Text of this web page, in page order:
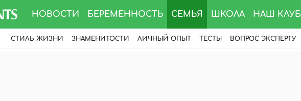
НОВОСТИ БЕРЕМЕННОСТЬ СЕМЬЯ ШКОЛА НАШ КЛУБ
СТИЛЬ ЖИЗНИ ЗНАМЕНИТОСТИ ЛИЧНЫЙ ОПЫТ ТЕСТЫ ВОПРОС ЭКСПЕРТУ